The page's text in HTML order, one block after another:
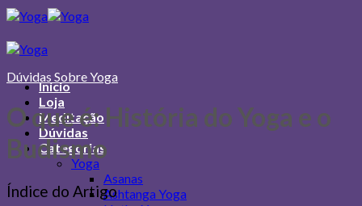
Início
Loja
Meditação
Dúvidas
Categorias
Yoga
Asanas
Ashtanga Yoga
Dúvidas Sobre Yoga
O que é: História do Yoga e o
Budismo
Índice do Artigo